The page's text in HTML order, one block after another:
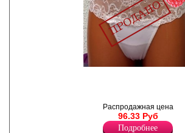
Лайкра 12%
Полиамид 55%
Хлопок 33%
Распродажная цена
96.33 Руб
Подробнее